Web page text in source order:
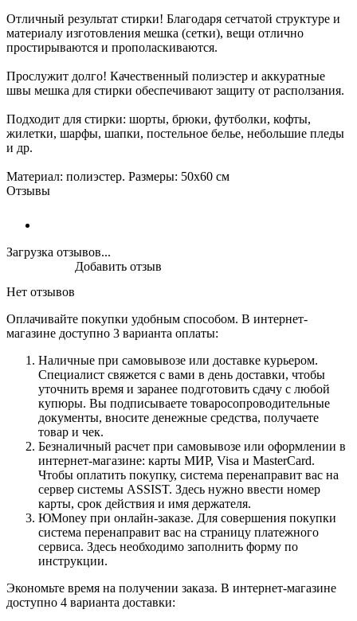
Отличный результат стирки! Благодаря сетчатой структуре и
материалу изготовления мешка (сетки), вещи отлично
простирываются и прополаскиваются.
Прослужит долго! Качественный полиэстер и аккуратные
швы мешка для стирки обеспечивают защиту от расползания.
Подходит для стирки: шорты, брюки, футболки, кофты,
жилетки, шарфы, шапки, постельное белье, небольшие пледы
и др.
Материал: полиэстер. Размеры: 50х60 см
Отзывы
Загрузка отзывов...
Нет отзывов
Добавить отзыв
Оплачивайте покупки удобным способом. В интернет-
магазине доступно 3 варианта оплаты:
Наличные при самовывозе или доставке курьером.
Специалист свяжется с вами в день доставки, чтобы
уточнить время и заранее подготовить сдачу с любой
купюры. Вы подписываете товаросопроводительные
документы, вносите денежные средства, получаете
товар и чек.
Безналичный расчет при самовывозе или оформлении в
интернет-магазине: карты МИР, Visa и MasterCard.
Чтобы оплатить покупку, система перенаправит вас на
сервер системы ASSIST. Здесь нужно ввести номер
карты, срок действия и имя держателя.
ЮMoney при онлайн-заказе. Для совершения покупки
система перенаправит вас на страницу платежного
сервиса. Здесь необходимо заполнить форму по
инструкции.
Экономьте время на получении заказа. В интернет-магазине
доступно 4 варианта доставки: